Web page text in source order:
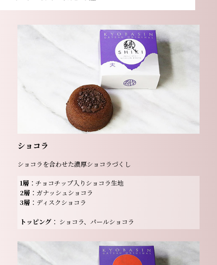
ショコラ
ショコラを合わせた濃厚ショコラづくし
1層 ：チョコチップ⼊りショコラ生地
2層 ：ガナッシュショコラ
3層 ：ディスクショコラ
トッピング： ショコラ、パールショコラ